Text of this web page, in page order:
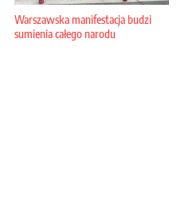
Warszawska manifestacja budzi
sumienia całego narodu